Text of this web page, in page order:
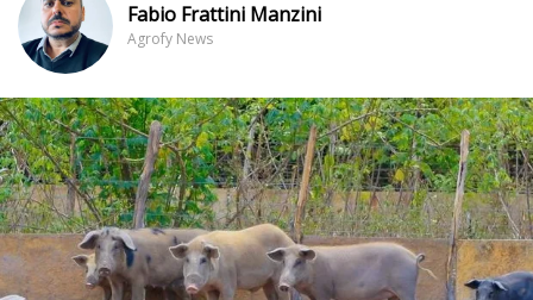
Fabio Frattini Manzini
Agrofy News